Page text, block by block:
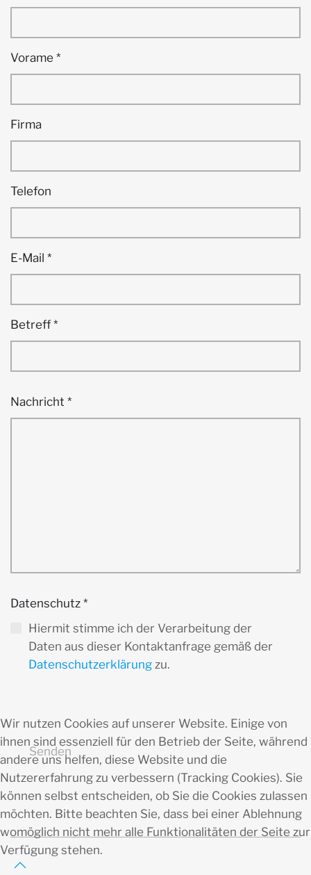
Vorame *
Firma
Telefon
E-Mail *
Betreff *
Nachricht *
Datenschutz *
Hiermit stimme ich der Verarbeitung der
Daten aus dieser Kontaktanfrage gemäß der
Datenschutzerklärung zu.
Senden
Wir nutzen Cookies auf unserer Website. Einige von
ihnen sind essenziell für den Betrieb der Seite, während
andere uns helfen, diese Website und die
Nutzererfahrung zu verbessern (Tracking Cookies). Sie
können selbst entscheiden, ob Sie die Cookies zulassen
möchten. Bitte beachten Sie, dass bei einer Ablehnung
womöglich nicht mehr alle Funktionalitäten der Seite zur
Verfügung stehen.